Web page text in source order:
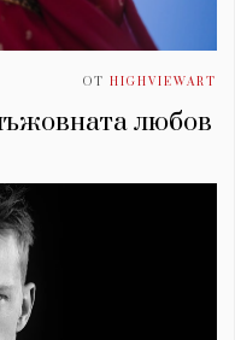
ОТ HIGHVIEWART
любов